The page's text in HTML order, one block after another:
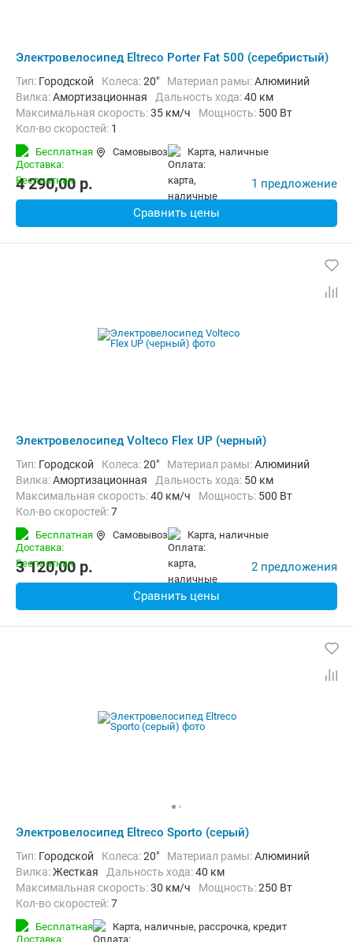
Электровелосипед Eltreco Porter Fat 500 (серебристый)
Тип: Городской Колеса:20" Материал рамы:Алюминий
Вилка:Амортизационная Дальность хода:40 км
Максимальная скорость:35 км/ч Мощность: 500 Вт
Кол-во скоростей: 1
Передний тормоз:
Дисковый механический
Задний тормоз: Барабанный ручной
Бесплатная Самовывоз карта, наличные
4 290,00 p. 1 предложение
Сравнить цены
Электровелосипед Volteco Flex UP (черный)
Тип: Городской Колеса:20" Материал рамы:Алюминий
Вилка:Амортизационная Дальность хода: 50 км
Максимальная скорость:40 км/ч Мощность: 500 Вт
Кол-во скоростей:7
Передний тормоз:
Дисковый механический
Задний тормоз: Дисковый механический
Бесплатная Самовывоз карта, наличные
3 120,00 p. 2 предложения
Сравнить цены
Электровелосипед Eltreco Sporto (серый)
Тип: Городской Колеса:20" Материал рамы:Алюминий
Вилка:Жесткая Дальность хода:40 км
Максимальная скорость:30 км/ч Мощность:250 Вт
Кол-во скоростей:7
Передний тормоз:
Задний тормоз:Дисковый механический Вес: 17.25 кг
Бесплатная карта, наличные, рассрочка, кредит